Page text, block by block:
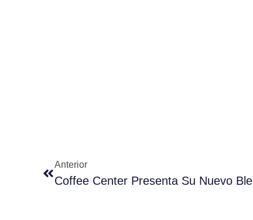
Anterior
Coffee Center Presenta Su Nuevo